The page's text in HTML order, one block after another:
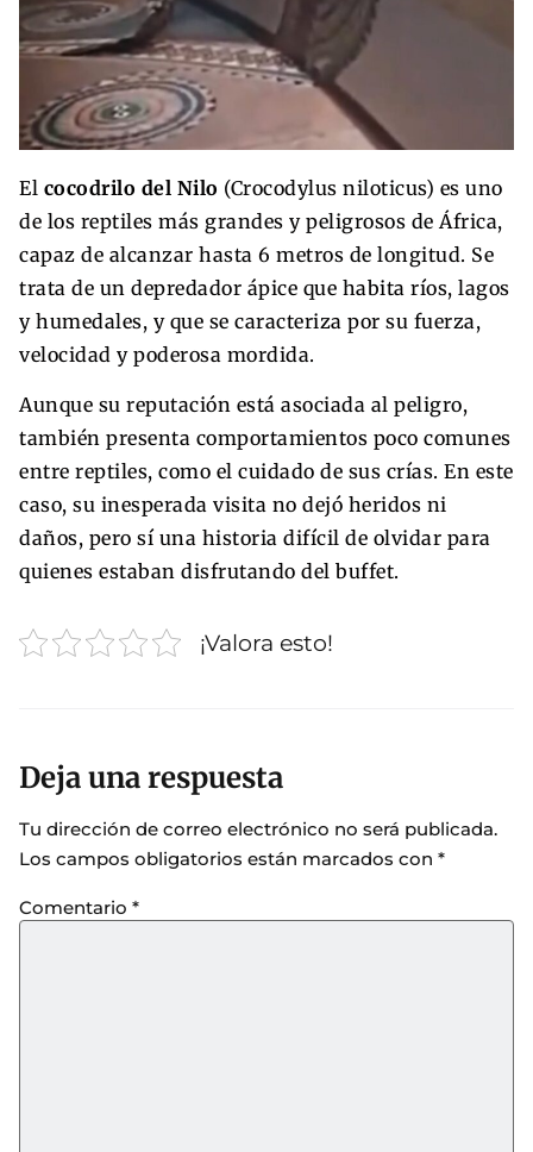
El cocodrilo del Nilo (Crocodylus niloticus) es uno
de los reptiles más grandes y peligrosos de África,
capaz de alcanzar hasta 6 metros de longitud. Se
trata de un depredador ápice que habita ríos, lagos
y humedales, y que se caracteriza por su fuerza,
velocidad y poderosa mordida.
Aunque su reputación está asociada al peligro,
también presenta comportamientos poco comunes
entre reptiles, como el cuidado de sus crías. En este
caso, su inesperada visita no dejó heridos ni
daños, pero sí una historia difícil de olvidar para
quienes estaban disfrutando del buffet.
¡Valora esto!
Deja una respuesta
Tu dirección de correo electrónico no será publicada.
Los campos obligatorios están marcados con *
Comentario *